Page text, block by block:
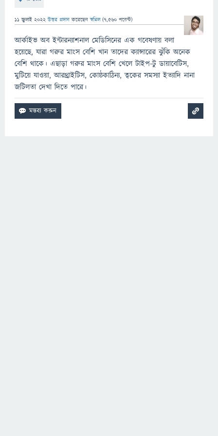
11 জুলাই 2022 উত্তর প্রদান করেছেনস্বপ্নিল (7,560 পয়েন্ট)
আর্কাইভ অব ইন্টারন্যাশনাল মেডিসিনের এক গবেষণায় বলা
হয়েছে, যারা গরুর মাংস বেশি খান তাদের ক্যান্সারের ঝুঁকি অনেক
বেশি থাকে। এছাড়া গরুর মাংস বেশি খেলে টাইপ-টু ডায়াবেটিস,
মুটিয়ে যাওয়া, আরথ্রাইটিস, কোষ্ঠকাঠিন্য, ত্বকের সমস্যা ইত্যাদি নানা
জটিলতা দেখা দিতে পারে।